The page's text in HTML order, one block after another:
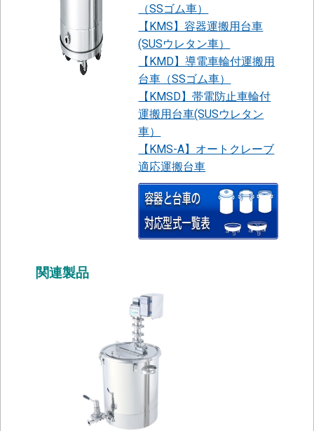
（SSゴム車）
【KMS】容器運搬用台車
(SUSウレタン車）
【KMD】導電車輪付運搬用
台車（SSゴム車）
【KMSD】帯電防止車輪付
運搬用台車(SUSウレタン
車）
【KMS-A】オートクレーブ
適応運搬台車
関連製品